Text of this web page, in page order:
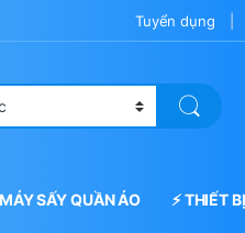
Tuyển dụng
SẤY QUẦN ÁO ⚡ THIẾT